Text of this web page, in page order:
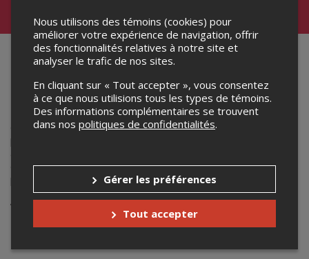
Programmation Salle Multi
PROGRAMMATION SALLE MULTI
La programmationSalle Multirassemble des spectacles
d’envergure internationale, portés par des artistes de
de grands dispositifs scéniques et des univers forts, pensés
pour marquer l’imaginaire.
Votre recherche n'a retourné aucun
résultat.
Nous utilisons des témoins (cookies) pour
améliorer votre expérience de navigation, offrir
des fonctionnalités relatives à notre site et
analyser le trafic de nos sites.
En cliquant sur « Tout accepter », vous consentez
à ce que nous utilisions tous les types de témoins.
Des informations complémentaires se trouvent
dans nos politiques de confidentialités.
Gérer les préférences
Tout accepter